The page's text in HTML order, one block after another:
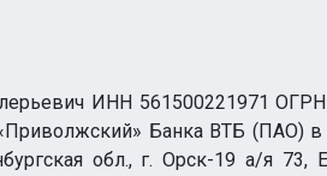
ИНН 561500221971 ОГРН
Банка ВТБ (ПАО)
обл., г. Орск-19 а/я